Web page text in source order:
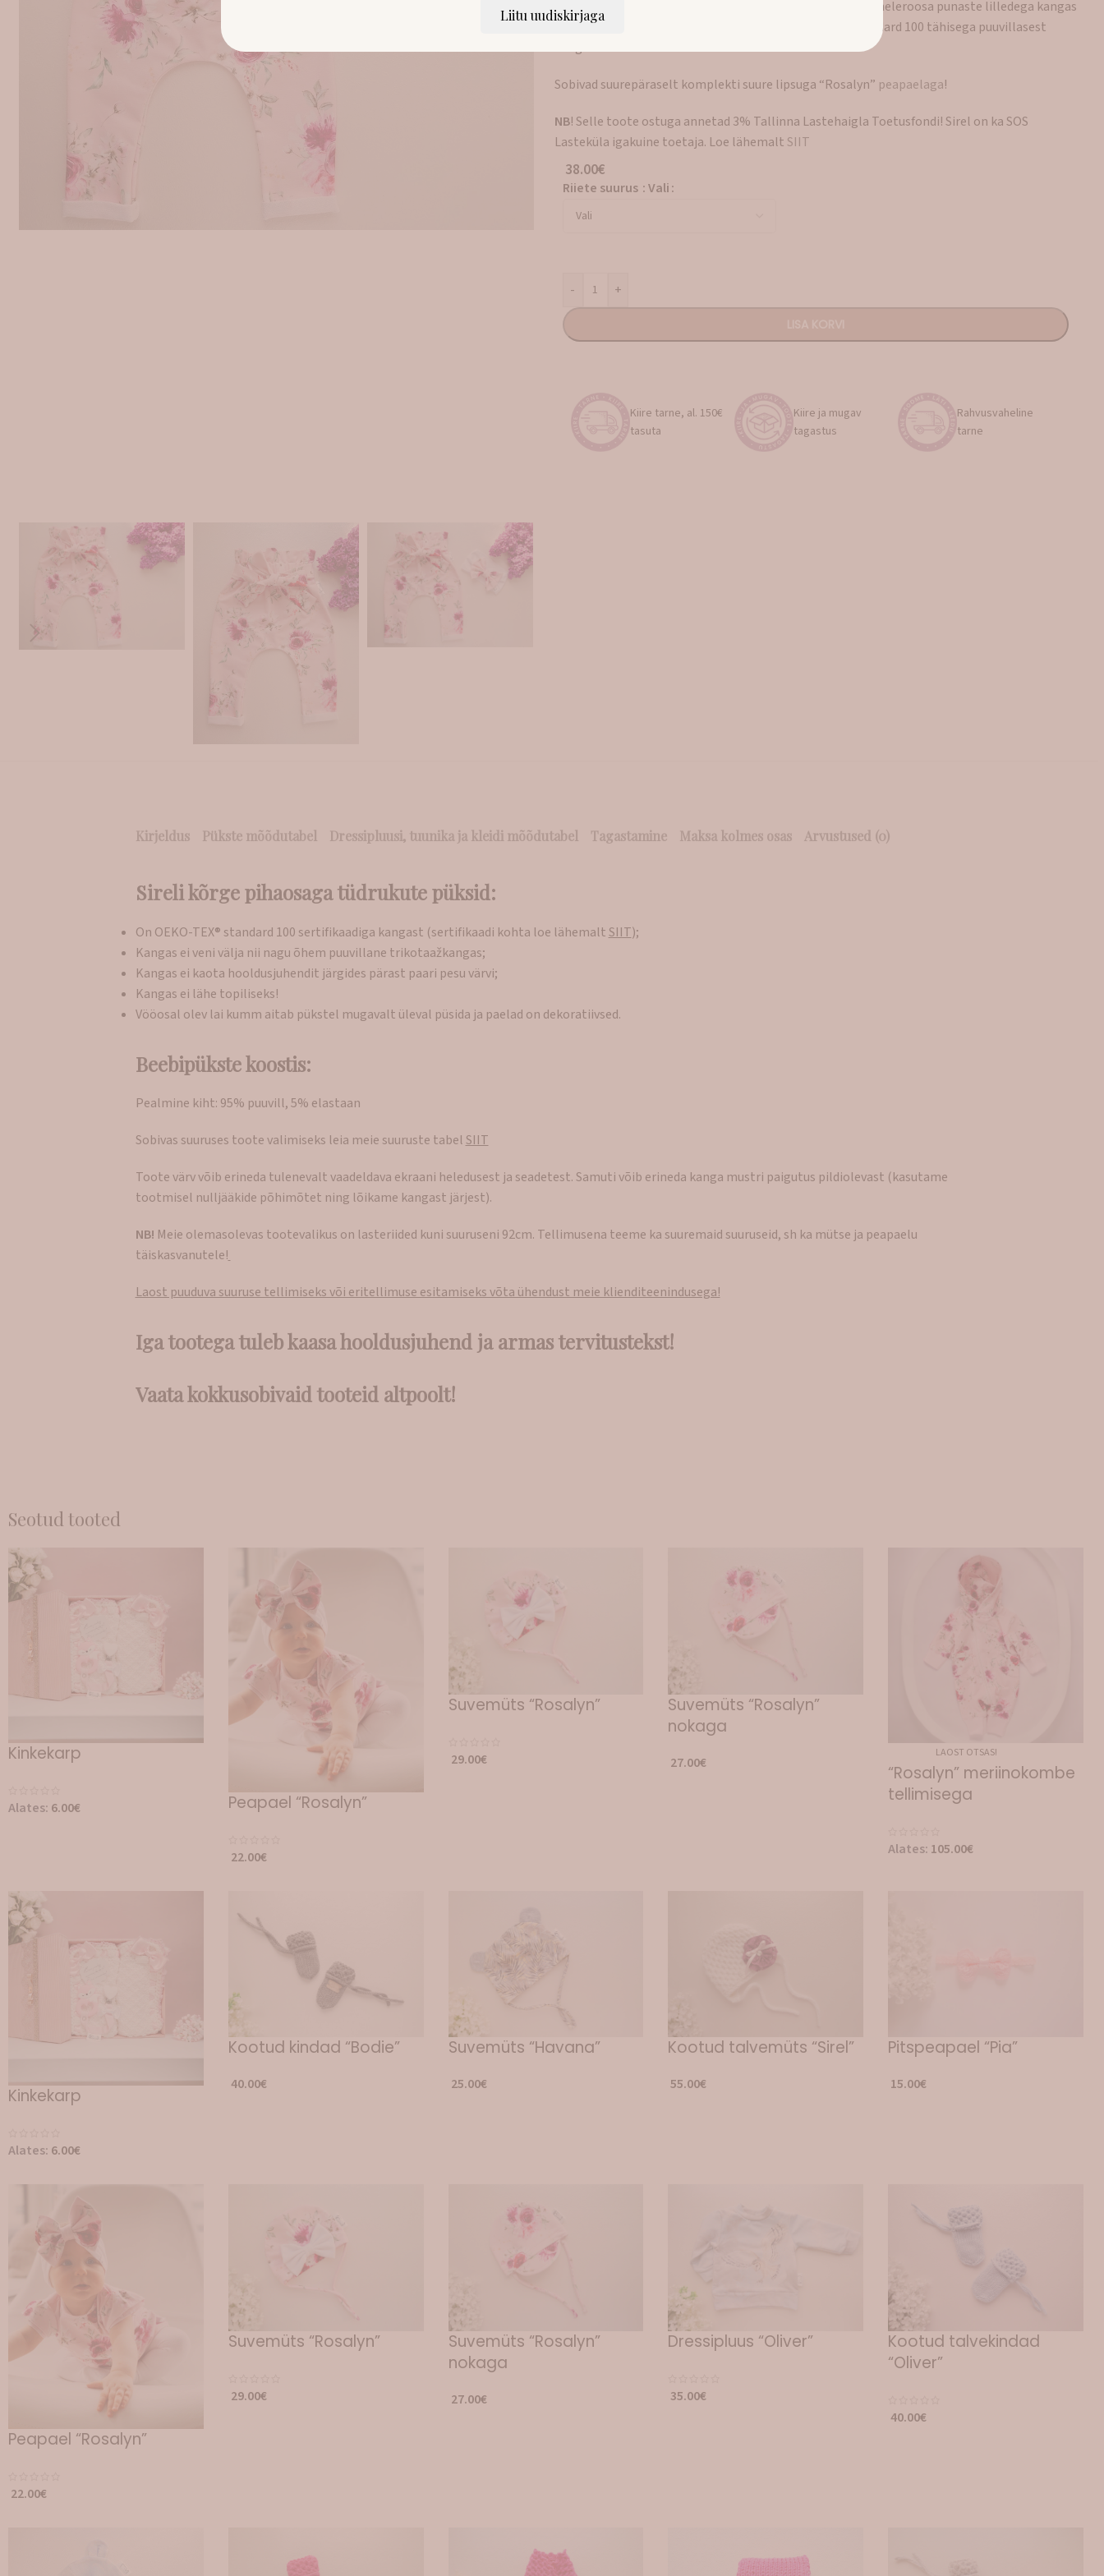
mugavalt üleval püsida ja paelad on dekoratiivsed! Kaunis heleroosa punaste lilledega kangas
on õmmeldud vastupidavast ja kvaliteetsest öko-tex standard 100 tähisega puuvillasest
kangast.
Sobivad suurepäraselt komplekti suure lipsuga “Rosalyn” peapaelaga!
NB! Selle toote ostuga annetad 3% Tallinna Lastehaigla Toetusfondi! Sirel on ka SOS
Lasteküla igakuine toetaja. Loe lähemalt SIIT
38.00€
Riiete suurus :Vali
- +
Kiire tarne, al. 150€
tasuta
Kiire ja mugav
tagastus
Rahvusvaheline
tarne
Kirjeldus Pükste mõõdutabel Dressipluusi, tuunika ja kleidi mõõdutabel Tagastamine Maksa kolmes osas Arvustused (0)
Sireli kõrge pihaosaga tüdrukute püksid:
On OEKO-TEX® standard 100 sertifikaadiga kangast (sertifikaadi kohta loe lähemaltSIIT);
Kangas ei veni välja nii nagu õhem puuvillane trikotaažkangas;
Kangas ei kaota hooldusjuhendit järgides pärast paari pesu värvi;
Kangas ei lähe topiliseks!
Vööosal olev lai kumm aitab pükstel mugavalt üleval püsida ja paelad on dekoratiivsed.
Beebipükste koostis:
Pealmine kiht: 95% puuvill, 5% elastaan
Sobivas suuruses toote valimiseks leia meie suuruste tabelSIIT
Toote värv võib erineda tulenevalt vaadeldava ekraani heledusest ja seadetest. Samuti võib erineda kanga mustri paigutus pildiolevast (kasutame
tootmisel nulljääkide põhimõtet ning lõikame kangast järjest).
NB! Meie olemasolevas tootevalikus on lasteriided kuni suuruseni 92cm. Tellimusena teeme ka suuremaid suuruseid, sh ka mütse ja peapaelu
täiskasvanutele!
Laost puuduva suuruse tellimiseks või eritellimuse esitamiseks võta ühendust meie klienditeenindusega!
Iga tootega tuleb kaasa hooldusjuhend ja armas tervitustekst!
Vaata kokkusobivaid tooteid altpoolt!
Seotud tooted
Kinkekarp
Alates: 6.00€ Peapael “Rosalyn”
22.00€
Suvemüts “Rosalyn”
29.00€
Suvemüts “Rosalyn”
nokaga
27.00€
LAOST OTSAS!
“Rosalyn” meriinokombe
tellimisega
Alates: 105.00€
Kinkekarp
Alates: 6.00€
Kootud kindad “Bodie”
40.00€
Suvemüts “Havana”
25.00€
Kootud talvemüts “Sirel”
55.00€
Pitspeapael “Pia”
15.00€
Peapael “Rosalyn”
22.00€
Suvemüts “Rosalyn”
29.00€
Suvemüts “Rosalyn”
nokaga
27.00€
Dressipluus “Oliver”
35.00€
Kootud talvekindad
“Oliver”
40.00€
Liitu uudiskirjaga